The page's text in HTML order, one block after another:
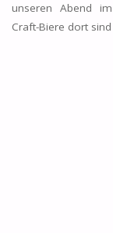
unseren Abend im
Craft-Biere dort